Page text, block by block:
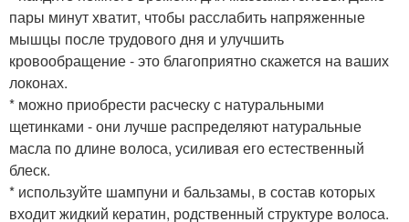
пары минут хватит, чтобы расслабить напряженные
мышцы после трудового дня и улучшить
кровообращение - это благоприятно скажется на ваших
локонах.
* можно приобрести расческу с натуральными
щетинками - они лучше распределяют натуральные
масла по длине волоса, усиливая его естественный
блеск.
* используйте шампуни и бальзамы, в состав которых
входит жидкий кератин, родственный структуре волоса.